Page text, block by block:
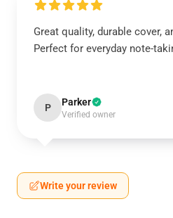
Great quality, durable cover,
Perfect for everyday note-
P Parker
Verified owner
Write your review